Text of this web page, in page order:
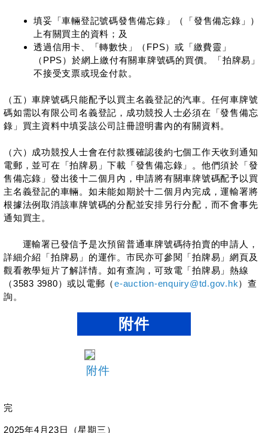
填妥「車輛登記號碼發售備忘錄」（「發售備忘錄」）
上有關買主的資料；及
透過信用卡、「轉數快」（FPS）或「繳費靈」
（PPS）於網上繳付有關車牌號碼的買價。「拍牌易」
不接受支票或現金付款。
（五）車牌號碼只能配予以買主名義登記的汽車。任何車牌號
碼如需以有限公司名義登記，成功競投人士必須在「發售備忘
錄」買主資料中填妥該公司註冊證明書內的有關資料。
（六）成功競投人士會在付款獲確認後約七個工作天收到通知
電郵，並可在「拍牌易」下載「發售備忘錄」。他們須於「發
售備忘錄」發出後十二個月內，申請將有關車牌號碼配予以買
主名義登記的車輛。如未能如期於十二個月內完成，運輸署將
根據法例取消該車牌號碼的分配並安排另行分配，而不會事先
通知買主。
運輸署已發信予是次預留普通車牌號碼待拍賣的申請人，
詳細介紹「拍牌易」的運作。市民亦可參閱「拍牌易」網頁及
觀看教學短片了解詳情。如有查詢，可致電「拍牌易」熱線
（3583 3980）或以電郵（e-auction-enquiry@td.gov.hk）查
詢。
附件
附件
完
2025年4月23日（星期三）